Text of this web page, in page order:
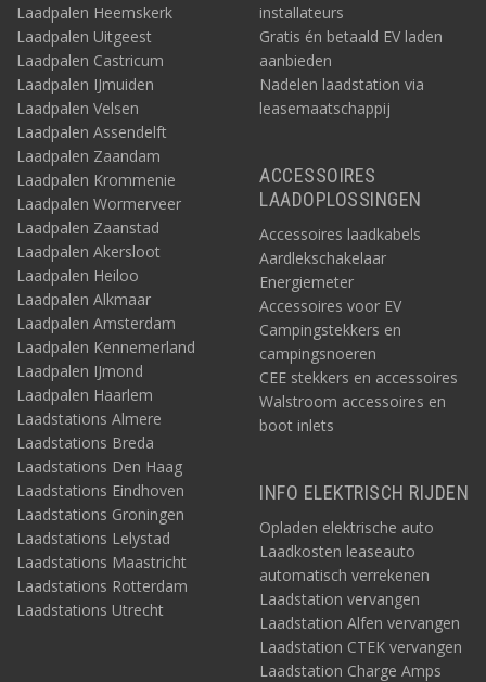
Laadpalen Heemskerk
Laadpalen Uitgeest
Laadpalen Castricum
Laadpalen IJmuiden
Laadpalen Velsen
Laadpalen Assendelft
Laadpalen Zaandam
Laadpalen Krommenie
Laadpalen Wormerveer
Laadpalen Zaanstad
Laadpalen Akersloot
Laadpalen Heiloo
Laadpalen Alkmaar
Laadpalen Amsterdam
Laadpalen Kennemerland
Laadpalen IJmond
Laadpalen Haarlem
Laadstations Almere
Laadstations Breda
Laadstations Den Haag
Laadstations Eindhoven
Laadstations Groningen
Laadstations Lelystad
Laadstations Maastricht
Laadstations Rotterdam
Laadstations Utrecht
installateurs
Gratis én betaald EV laden
aanbieden
Nadelen laadstation via
leasemaatschappij
ACCESSOIRES
LAADOPLOSSINGEN
Accessoires laadkabels
Aardlekschakelaar
Energiemeter
Accessoires voor EV
Campingstekkers en
campingsnoeren
CEE stekkers en accessoires
Walstroom accessoires en
boot inlets
INFO ELEKTRISCH RIJDEN
Opladen elektrische auto
Laadkosten leaseauto
automatisch verrekenen
Laadstation vervangen
Laadstation Alfen vervangen
Laadstation CTEK vervangen
Laadstation Charge Amps